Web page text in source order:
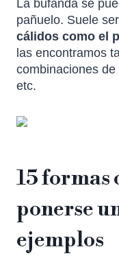
La bufanda se
pañuelo. Suele
cálidos como el
las encontramos
combinaciones
etc.
15 formas
ponerse
ejemplos